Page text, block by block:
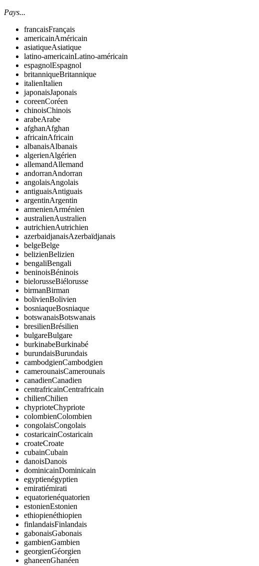
Pays...
francaisFrançais
americainAméricain
asiatiqueAsiatique
latino-americainLatino-américain
espagnolEspagnol
britanniqueBritannique
italienItalien
japonaisJaponais
coreenCoréen
chinoisChinois
arabeArabe
afghanAfghan
africainAfricain
albanaisAlbanais
algerienAlgérien
allemandAllemand
andorranAndorran
angolaisAngolais
antiguaisAntiguais
argentinArgentin
armenienArménien
australienAustralien
autrichienAutrichien
azerbaidjanaisAzerbaïdjanais
belgeBelge
belizienBelizien
bengaliBengali
beninoisBéninois
bielorusseBiélorusse
birmanBirman
bolivienBolivien
bosniaqueBosniaque
botswanaisBotswanais
bresilienBrésilien
bulgareBulgare
burkinabeBurkinabé
burundaisBurundais
cambodgienCambodgien
camerounaisCamerounais
canadienCanadien
centrafricainCentrafricain
chilienChilien
chyprioteChypriote
colombienColombien
congolaisCongolais
costaricainCostaricain
croateCroate
cubainCubain
danoisDanois
dominicainDominicain
egyptienégyptien
emiratiémirati
equatorienéquatorien
estonienEstonien
ethiopienéthiopien
finlandaisFinlandais
gabonaisGabonais
gambienGambien
georgienGéorgien
ghaneenGhanéen